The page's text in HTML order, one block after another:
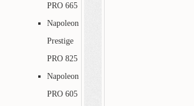
PRO 665
Napoleon
Prestige
PRO 825
Napoleon
PRO 605